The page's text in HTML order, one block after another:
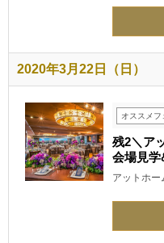
2020年3月22日（日）
オススメフ
残2＼ア
会場見
アットホ